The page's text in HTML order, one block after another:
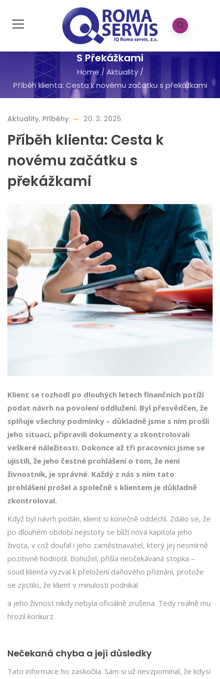
Příběh Klienta: Cesta K Novému Začátku
S Překážkami
Home/ Aktuality/
Příběh klienta: Cesta k novému začátku s překážkami
Aktuality, Příběhy 20. 3. 2025
Příběh klienta: Cesta k
novému začátku s
překážkami
Klient se rozhodl po dlouhých letech finančních potíží
podat návrh na povolení oddlužení. Byl přesvědčen, že
splňuje všechny podmínky – důkladně jsme s ním prošli
jeho situaci, připravili dokumenty a zkontrolovali
veškeré náležitosti. Dokonce až tři pracovníci jsme se
ujistili, že jeho čestné prohlášení o tom, že není
živnostník, je správné. Každý z nás s ním tato
prohlášení prošel a společně s klientem je důkladně
zkontroloval.
Když byl návrh podán, klient si konečně oddechl. Zdálo se, že
po dlouhém období nejistoty se blíží nová kapitola jeho
života, v což doufal i jeho zaměstnavatel, který jej nesmírně
pozitivně hodnotil. Bohužel, přišla neočekávaná stopka –
soud klienta vyzval k přeložení daňového přiznání, protože
se zjistilo, že klient v minulosti podnikal
a jeho živnost nikdy nebyla oficiálně zrušena. Tedy reálně mu
hrozil konkurz.
Nečekaná chyba a její důsledky
Tato informace ho zaskočila. Sám si už nevzpomínal, že kdysi